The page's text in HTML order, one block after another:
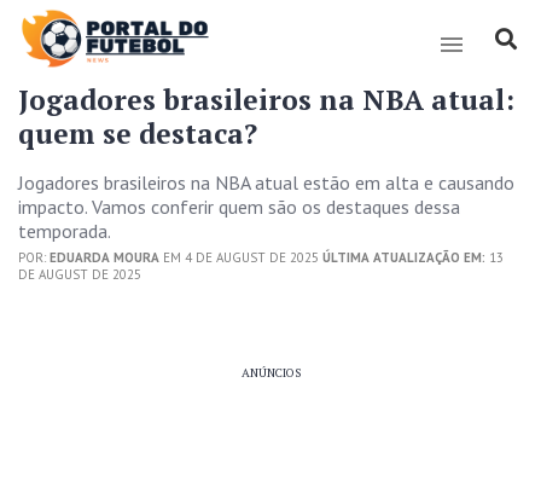
Jogadores brasileiros na NBA atual:
quem se destaca?
Jogadores brasileiros na NBA atual estão em alta e causando
impacto. Vamos conferir quem são os destaques dessa
temporada.
POR: EDUARDA MOURA EM 4 DE AUGUST DE 2025 ÚLTIMA ATUALIZAÇÃO EM: 13
DE AUGUST DE 2025
ANÚNCIOS